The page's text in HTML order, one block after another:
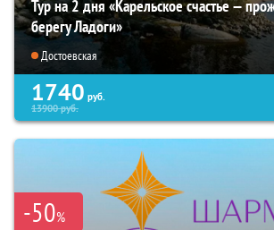
Тур на 2 дня «Карельское счастье —
берегу Ладоги»
Достоевская
1740 руб.
13900руб.
-50%